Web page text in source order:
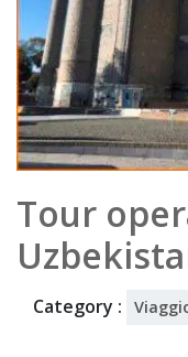
Tour
Category :